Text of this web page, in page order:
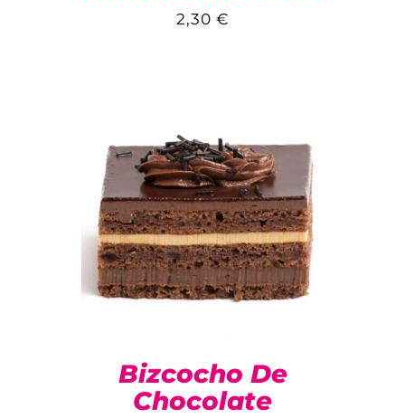
2,30 €
Bizcocho De
Chocolate